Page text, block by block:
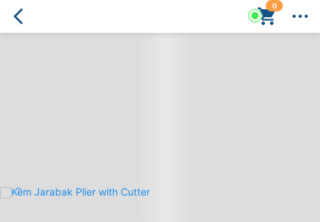
0
Kềm